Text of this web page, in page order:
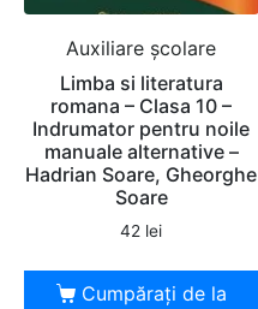
Auxiliare şcolare
Limba si literatura
romana – Clasa 10 –
Indrumator pentru noile
manuale alternative –
Hadrian Soare, Gheorghe
Soare
42 lei
Cumpărați de la